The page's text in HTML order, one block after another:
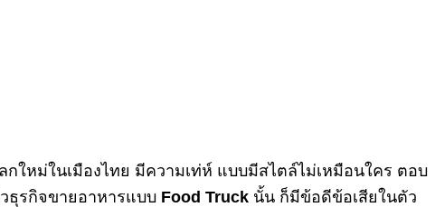
กใหม่ในเมืองไทย มีความเท่ห์ แบบมีสไตล์ไม่เหมือนใคร ตอบ
ธุรกิจขายอาหารแบบ Food Truck นั้น ก็มีข้อดีข้อเสียในตัว